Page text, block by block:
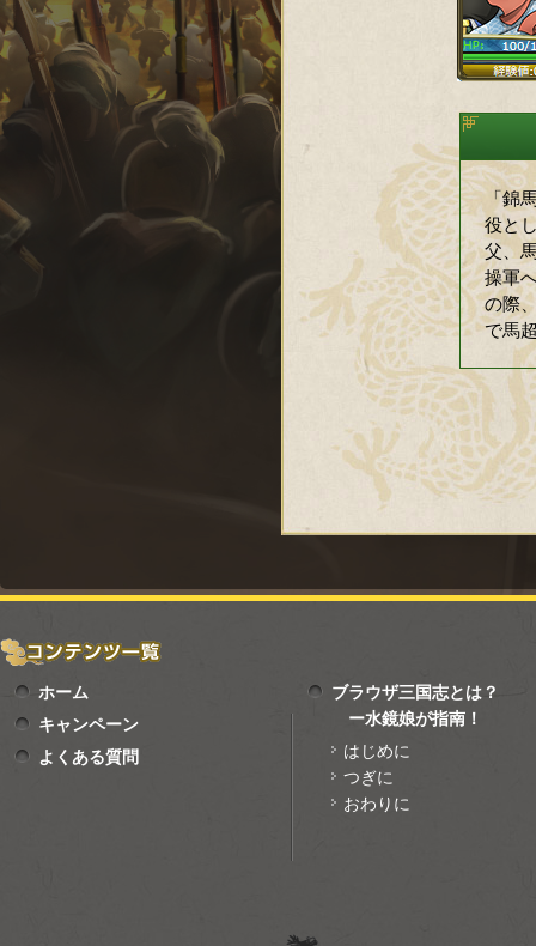
「錦
役と
父、
操軍
の際
で馬
ホーム
キャンペーン
よくある質問
ブラウザ三国志とは？
ー水鏡娘が指南！
はじめに
つぎに
おわりに